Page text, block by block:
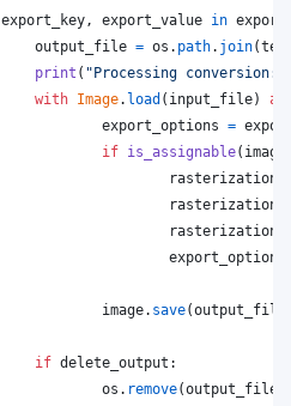
export_key , export_value in
output_file = os . path. join(
print ( "Processing conversion:"
with Image. load ( input_file) as
export_options =
if is_assignable( image
export_options
image. save(output_file
if delete_output :
os . remove(output_file